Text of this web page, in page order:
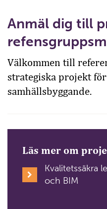
Anmäl dig till
Välkommen till
strategiska projekt
samhällsbyggande.
Läs mer om
Kvalitetssäkra
och BIM